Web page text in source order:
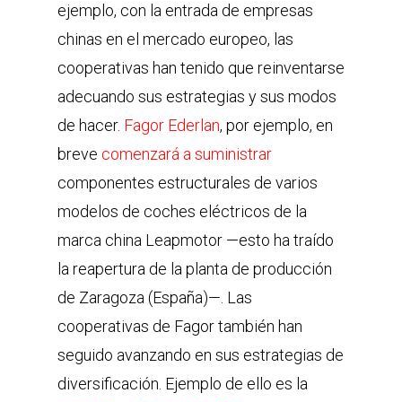
ejemplo, con la entrada de empresas
chinas en el mercado europeo, las
cooperativas han tenido que reinventarse
adecuando sus estrategias y sus modos
de hacer. Fagor Ederlan, por ejemplo, en
breve comenzará a suministrar
componentes estructurales de varios
modelos de coches eléctricos de la
marca china Leapmotor —esto ha traído
la reapertura de la planta de producción
de Zaragoza (España)—. Las
cooperativas de Fagor también han
seguido avanzando en sus estrategias de
diversificación. Ejemplo de ello es la